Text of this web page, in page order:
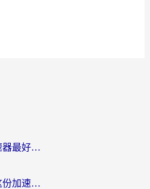
在欧洲玩晶核用什么加速器最好呢？一个老玩家的真心话
海外玩新寻仙总卡顿？这份加速器选择指南让你秒回国服流畅体验